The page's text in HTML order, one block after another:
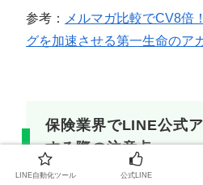
参考：
メルマガ比較でCV8倍
グを加速させる第一生命のア
保険業界でLINE公式
する際の注意点
LINE自動化ツール 公式LINE